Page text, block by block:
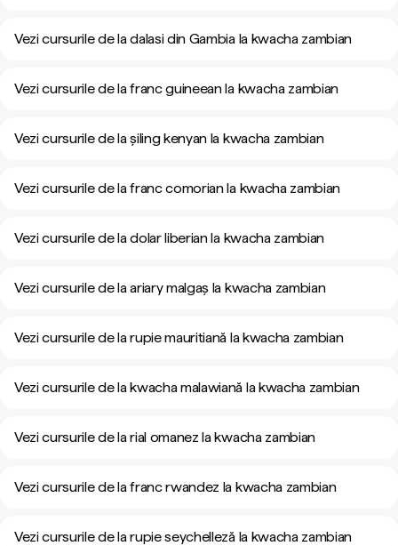
Vezi cursurile de la dalasi din Gambia la kwacha zambian
Vezi cursurile de la franc guineean la kwacha zambian
Vezi cursurile de la șiling kenyan la kwacha zambian
Vezi cursurile de la franc comorian la kwacha zambian
Vezi cursurile de la dolar liberian la kwacha zambian
Vezi cursurile de la ariary malgaș la kwacha zambian
Vezi cursurile de la rupie mauritiană la kwacha zambian
Vezi cursurile de la kwacha malawiană la kwacha zambian
Vezi cursurile de la rial omanez la kwacha zambian
Vezi cursurile de la franc rwandez la kwacha zambian
Vezi cursurile de la rupie seychelleză la kwacha zambian